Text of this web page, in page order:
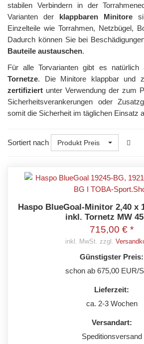
stabilen Verbindern in der
Varianten der klappbaren Minitore
Einzelteile wie Torrahmen, Netzbügel,
Dadurch können Sie bei
Bauteile austauschen.
Für alle Torvarianten gibt es natürlich
Tornetze. Die Minitore klappbar und
zertifiziert unter Verwendung der zum
Sicherheitsverankerungen oder
somit die Sicherheit im täglichen Einsatz
Sortiert nach Produkt Preis
Haspo BlueGoal-Minitor 2,40 x
inkl. Tornetz MW
715,00 € *
inkl. MwSt. zzgl.
Günstigster Preis:
schon ab 675,00 EUR/
Lieferzeit:
ca. 2-3 Wochen
Versandart:
Speditionsversand